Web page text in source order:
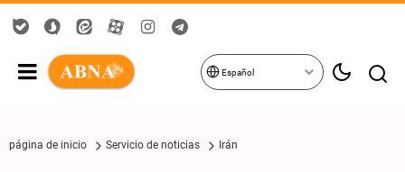
Español
página de inicio Servicio de noticias Irán